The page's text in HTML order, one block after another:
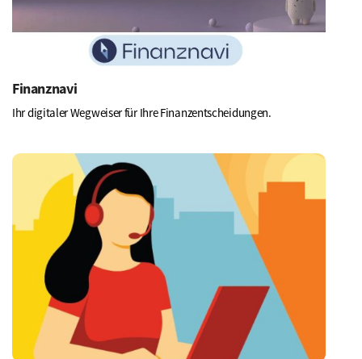
Finanznavi
Ihr digitaler Wegweiser für Ihre Finanzentscheidungen.
Mehr